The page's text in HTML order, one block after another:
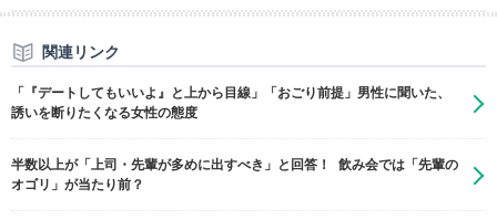
関連リンク
「『デートしてもいいよ』と上から目線」「おごり前提」男性に聞いた、
誘いを断りたくなる女性の態度
半数以上が「上司・先輩が多めに出すべき」と回答！ 飲み会では「先輩の
オゴリ」が当たり前？